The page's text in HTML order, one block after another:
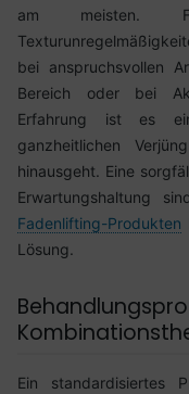
am meisten.
bei anspruchsvollen
Bereich oder bei
Erfahrung ist es
ganzheitlichen
hinausgeht. Eine
Erwartungshaltung
Fadenlifting-Produkten
Lösung.
Ein standardisiertes